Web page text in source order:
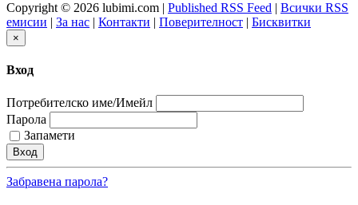
Copyright © 2026 lubimi.com | Published RSS Feed | Всички RSS
емисии | За нас | Контакти | Поверителност | Бисквитки
×
Вход
Потребителско име/Имейл
Парола
Запамети
Забравена парола?